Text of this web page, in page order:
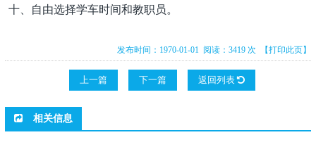
十、自由选择学车时间和教职员。
发布时间：1970-01-01 阅读：3419 次 【打印此页】
上一篇 下一篇 返回列表
相关信息